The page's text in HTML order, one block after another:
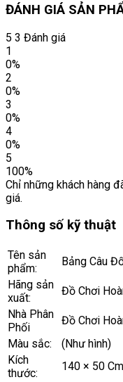
ĐÁNH GIÁ SẢN
5 3 Đánh giá
1
0%
2
0%
3
0%
4
0%
5
100%
Chỉ những khách hàng
giá.
Thông số kỹ thuật
Tên sản
phẩm:
Bảng Câu
Hãng sản
xuất:
Đồ Chơi
Nhà Phân
Phối
Đồ Chơi
Màu sắc:
(Như hình)
Kích
thước:
140 × 50 Cm